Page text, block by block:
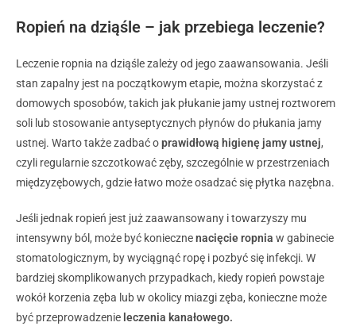
Ropień na dziąśle – jak przebiega leczenie?
Leczenie ropnia na dziąśle zależy od jego zaawansowania. Jeśli
stan zapalny jest na początkowym etapie, można skorzystać z
domowych sposobów, takich jak płukanie jamy ustnej roztworem
soli lub stosowanie antyseptycznych płynów do płukania jamy
ustnej. Warto także zadbać oprawidłową higienę jamy ustnej,
czyli regularnie szczotkować zęby, szczególnie w przestrzeniach
międzyzębowych, gdzie łatwo może osadzać się płytka nazębna.
Jeśli jednak ropień jest już zaawansowany i towarzyszy mu
intensywny ból, może być koniecznenacięcie ropnia w gabinecie
stomatologicznym, by wyciągnąć ropę i pozbyć się infekcji. W
bardziej skomplikowanych przypadkach, kiedy ropień powstaje
wokół korzenia zęba lub w okolicy miazgi zęba, konieczne może
być przeprowadzenie leczenia kanałowego.